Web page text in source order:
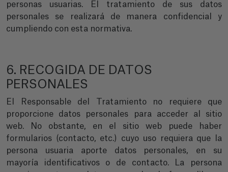
personas usuarias. El tratamiento de sus datos
personales se realizará de manera confidencial y
cumpliendo con esta normativa.
6. RECOGIDA DE DATOS
PERSONALES
El Responsable del Tratamiento no requiere que
proporcione datos personales para acceder al sitio
web. No obstante, en el sitio web puede haber
formularios (contacto, etc.) cuyo uso requiera que la
persona usuaria aporte datos personales, en su
mayoría identificativos o de contacto. La persona